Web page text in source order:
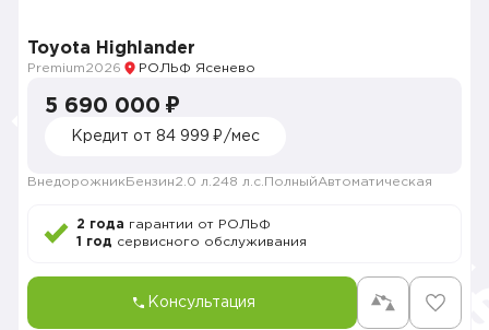
Toyota Highlander
Premium2026 РОЛЬФ Ясенево
5 690 000 ₽
Кредит от 84 999 ₽/мес
Внедорожник Бензин2.0 л. 248 л.с. ПолныйАвтоматическая
2 года гарантии от РОЛЬФ
1 год сервисного обслуживания
Консультация